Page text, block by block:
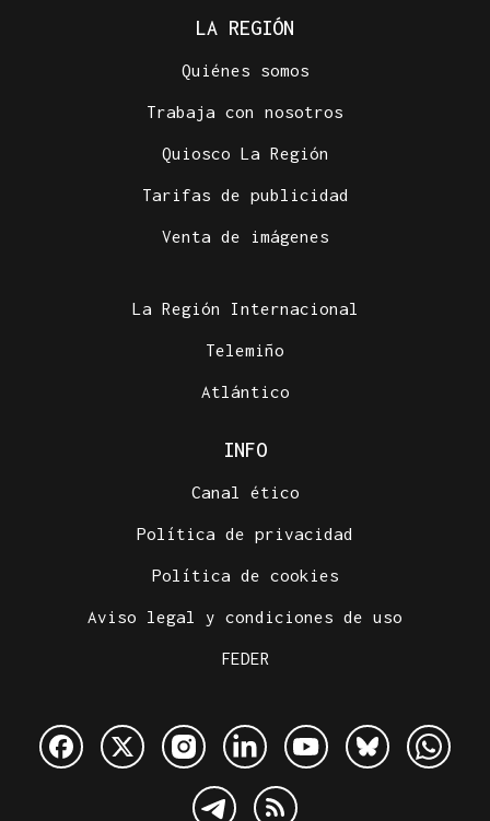
LA REGIÓN
Quiénes somos
Trabaja con nosotros
Quiosco La Región
Tarifas de publicidad
Venta de imágenes
La Región Internacional
Telemiño
Atlántico
INFO
Canal ético
Política de privacidad
Política de cookies
Aviso legal y condiciones de uso
FEDER